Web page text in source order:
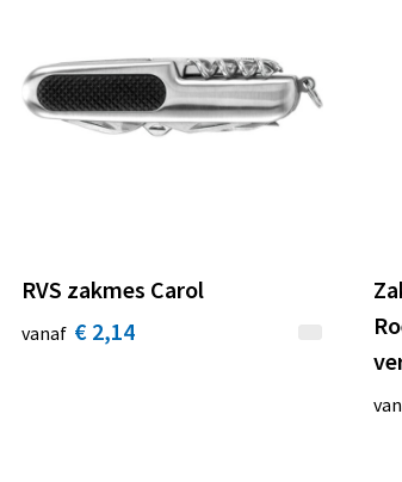
RVS zakmes Carol
vanaf € 2,14